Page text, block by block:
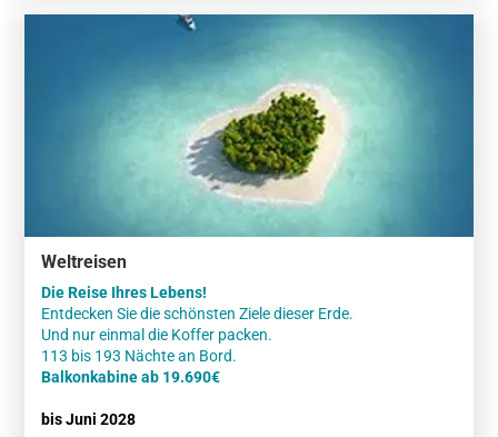
Weltreisen
Die Reise Ihres Lebens!
Entdecken Sie die schönsten Ziele dieser Erde.
Und nur einmal die Koffer packen.
Balkonkabine ab 19.690€
bis Juni 2028